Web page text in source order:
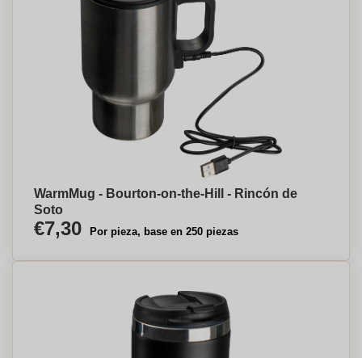
WarmMug - Bourton-on-the-Hill - Rincón de
Soto
€7,30 Por pieza, base en 250 piezas